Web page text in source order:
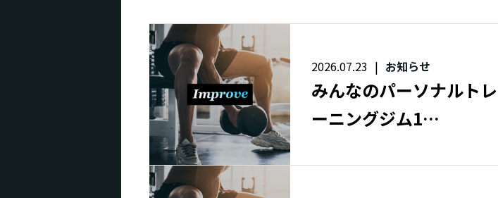
2026.07.23 お知らせ
みんなのパーソナルト
ーニングジム1…